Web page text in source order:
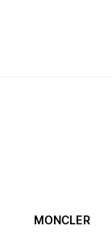
MONCLER